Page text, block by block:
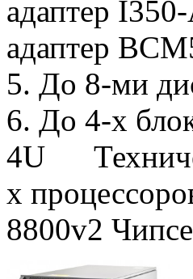
адаптер
адаптер
5. До 8-ми
6. До 4-х
4U
х
8800v2